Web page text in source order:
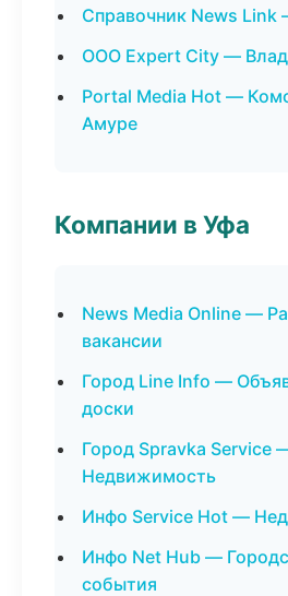
Справочник News
ООО Expert City —
Portal Media Hot —
Амуре
Компании в Уфа
News Media Online —
вакансии
Город Line Info —
доски
Город Spravka Service
Недвижимость
Инфо Service Hot —
Инфо Net Hub —
события